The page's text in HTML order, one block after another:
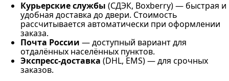
Курьерские службы (СДЭК, Boxberry) — быстрая и
удобная доставка до двери. Стоимость
рассчитывается автоматически при оформлении
заказа.
Почта России — доступный вариант для
отдалённых населённых пунктов.
Экспресс-доставка (DHL, EMS) — для срочных
заказов.